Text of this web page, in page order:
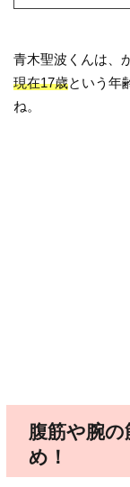
青木聖波くんは、
現在17歳という年
ね。
腹筋や腕
め！